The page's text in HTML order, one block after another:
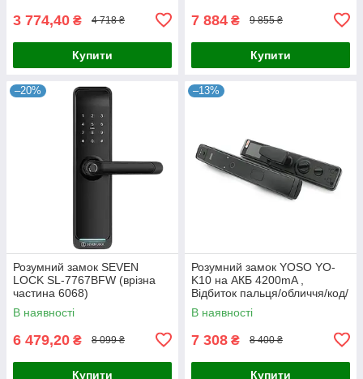
3 774,40 ₴ 4 718 ₴
Купити
7 884 ₴ 9 855 ₴
Купити
–20%
Розумний замок SEVEN
LOCK SL-7767BFW (врізна
частина 6068)
В наявності
6 479,20 ₴ 8 099 ₴
Купити
–13%
Розумний замок YOSO YO-
K10 на АКБ 4200mA ,
Відбиток пальця/обличчя/код/
карта/ключ/додаток ( врізна
частина 6068) Матеріал
В наявності
7 308 ₴ 8 400 ₴
Купити